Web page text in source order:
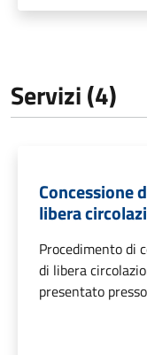
Servizi (4)
Concessione
libera
Procedimento di
di libera
presentato